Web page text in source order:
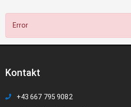
Error
Kontakt
+43 667 795 9082